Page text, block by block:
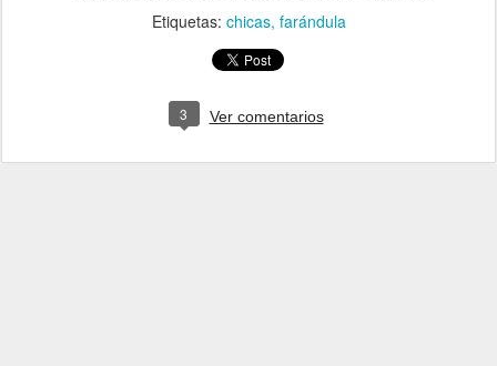
Etiquetas: chicas farándula
3 Ver comentarios